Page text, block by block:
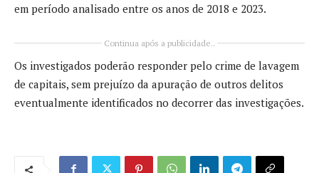
em período analisado entre os anos de 2018 e 2023.
Continua após a publicidade..
Os investigados poderão responder pelo crime de lavagem
de capitais, sem prejuízo da apuração de outros delitos
eventualmente identificados no decorrer das investigações.